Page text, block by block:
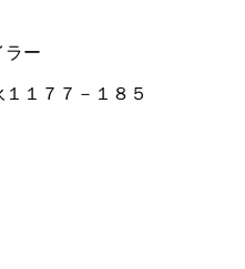
ラー
１７７－１８５